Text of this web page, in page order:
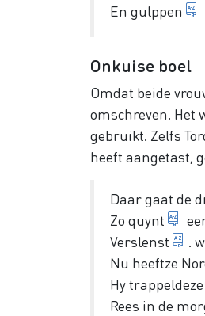
En gulppen
Onkuise boel
Omdat beide
omschreven. Het
gebruikt. Zelfs
heeft aangetast,
Daar gaat de
Zo quynt
Verslenst
.
Nu heeftze
Hy
Rees in de